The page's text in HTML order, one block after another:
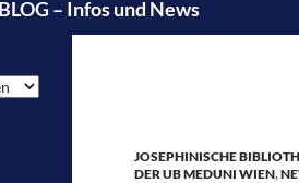
– Infos und News
JOSEPHINISCHE
DER UB MEDUNI WIEN,